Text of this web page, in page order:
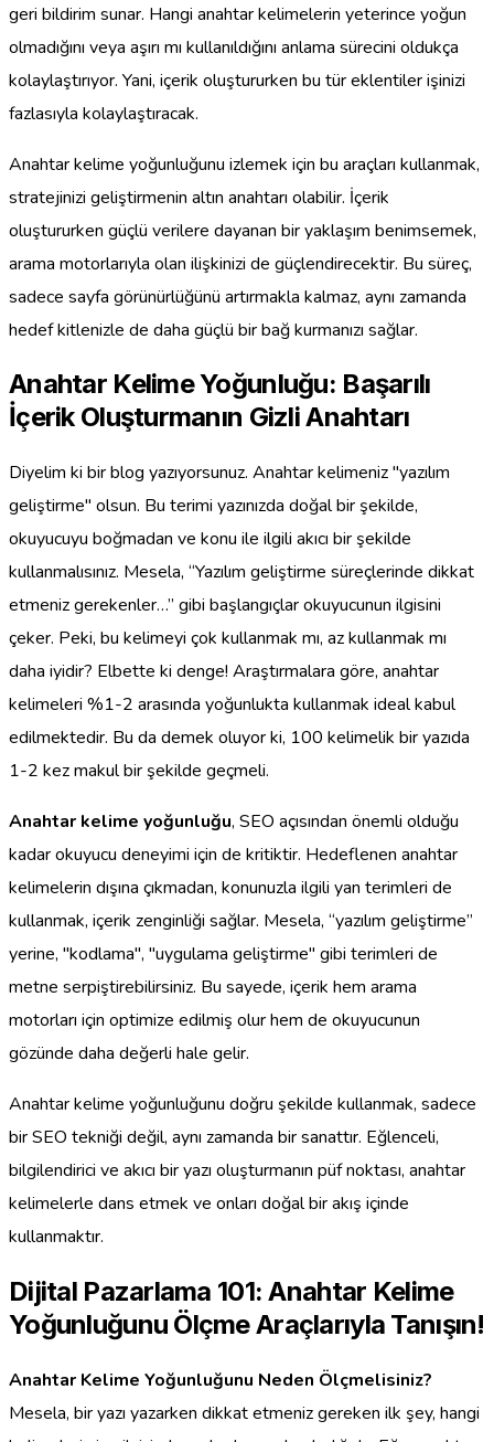
geri bildirim sunar. Hangi anahtar kelimelerin yeterince yoğun
olmadığını veya aşırı mı kullanıldığını anlama sürecini oldukça
kolaylaştırıyor. Yani, içerik oluştururken bu tür eklentiler işinizi
fazlasıyla kolaylaştıracak.
Anahtar kelime yoğunluğunu izlemek için bu araçları kullanmak,
stratejinizi geliştirmenin altın anahtarı olabilir. İçerik
oluştururken güçlü verilere dayanan bir yaklaşım benimsemek,
arama motorlarıyla olan ilişkinizi de güçlendirecektir. Bu süreç,
sadece sayfa görünürlüğünü artırmakla kalmaz, aynı zamanda
hedef kitlenizle de daha güçlü bir bağ kurmanızı sağlar.
Anahtar Kelime Yoğunluğu: Başarılı
İçerik Oluşturmanın Gizli Anahtarı
Diyelim ki bir blog yazıyorsunuz. Anahtar kelimeniz "yazılım
geliştirme" olsun. Bu terimi yazınızda doğal bir şekilde,
okuyucuyu boğmadan ve konu ile ilgili akıcı bir şekilde
kullanmalısınız. Mesela, “Yazılım geliştirme süreçlerinde dikkat
etmeniz gerekenler…” gibi başlangıçlar okuyucunun ilgisini
çeker. Peki, bu kelimeyi çok kullanmak mı, az kullanmak mı
daha iyidir? Elbette ki denge! Araştırmalara göre, anahtar
kelimeleri %1-2 arasında yoğunlukta kullanmak ideal kabul
edilmektedir. Bu da demek oluyor ki, 100 kelimelik bir yazıda
1-2 kez makul bir şekilde geçmeli.
Anahtar kelime yoğunluğu, SEO açısından önemli olduğu
kadar okuyucu deneyimi için de kritiktir. Hedeflenen anahtar
kelimelerin dışına çıkmadan, konunuzla ilgili yan terimleri de
kullanmak, içerik zenginliği sağlar. Mesela, “yazılım geliştirme”
yerine, "kodlama", "uygulama geliştirme" gibi terimleri de
metne serpiştirebilirsiniz. Bu sayede, içerik hem arama
motorları için optimize edilmiş olur hem de okuyucunun
gözünde daha değerli hale gelir.
Anahtar kelime yoğunluğunu doğru şekilde kullanmak, sadece
bir SEO tekniği değil, aynı zamanda bir sanattır. Eğlenceli,
bilgilendirici ve akıcı bir yazı oluşturmanın püf noktası, anahtar
kelimelerle dans etmek ve onları doğal bir akış içinde
kullanmaktır.
Dijital Pazarlama 101: Anahtar Kelime
Yoğunluğunu Ölçme Araçlarıyla Tanışın!
Anahtar Kelime Yoğunluğunu Neden Ölçmelisiniz?
Mesela, bir yazı yazarken dikkat etmeniz gereken ilk şey, hangi